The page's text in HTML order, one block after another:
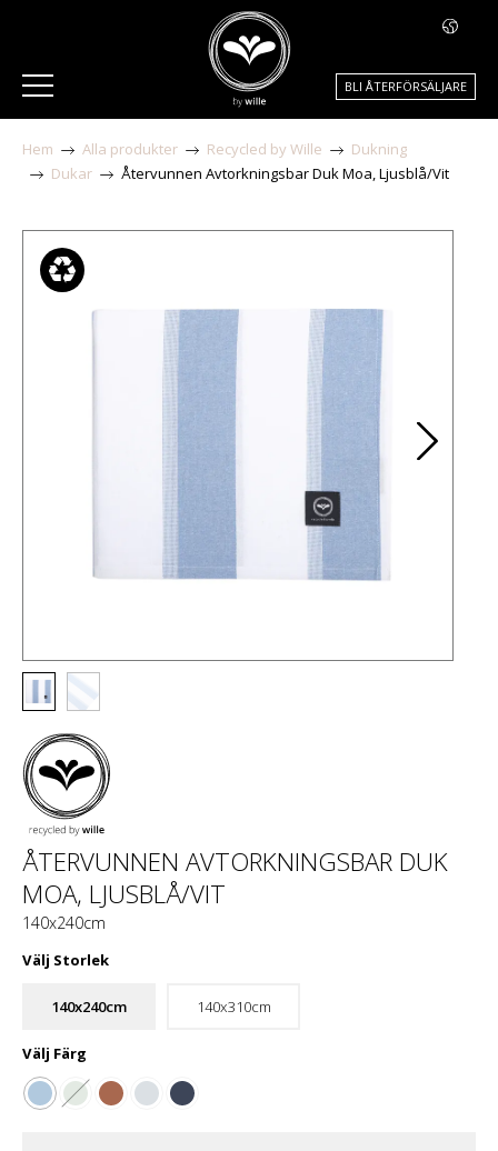
BLI ÅTERFÖRSÄLJARE
Hem Alla produkter Recycled by Wille
Dukning
Dukar
Återvunnen Avtorkningsbar Duk Moa, Ljusblå/Vit
ÅTERVUNNEN AVTORKNINGSBAR DUK
MOA, LJUSBLÅ/VIT
140x240cm
Välj Storlek
140x240cm 140x310cm
Välj Färg